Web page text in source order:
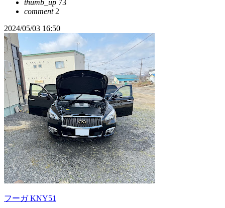
thumb_up 73
comment2
2024/05/03 16:50
フーガ KNY51